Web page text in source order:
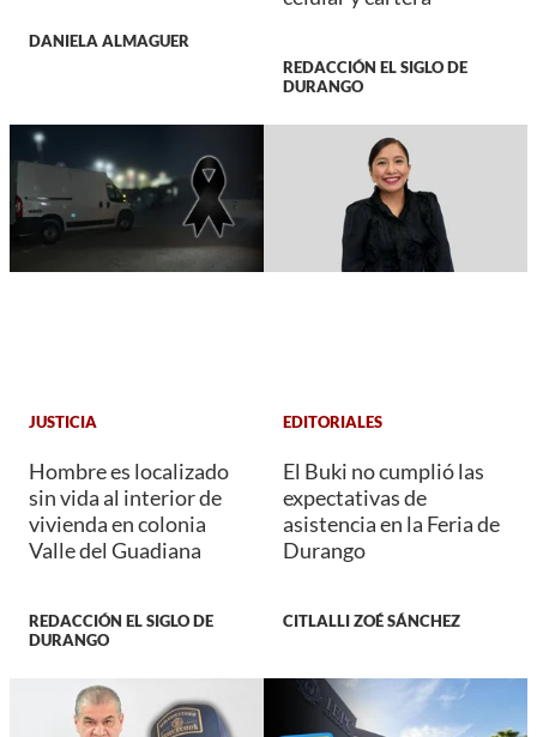
DANIELA ALMAGUER
REDACCIÓN EL SIGLO DE
DURANGO
JUSTICIA
Hombre es localizado
sin vida al interior de
vivienda en colonia
Valle del Guadiana
REDACCIÓN EL SIGLO DE
DURANGO
EDITORIALES
El Buki no cumplió las
expectativas de
asistencia en la Feria de
Durango
CITLALLI ZOÉ SÁNCHEZ